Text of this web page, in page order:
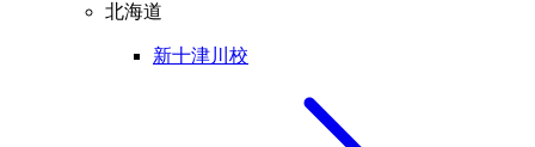
北海道
新十津川校